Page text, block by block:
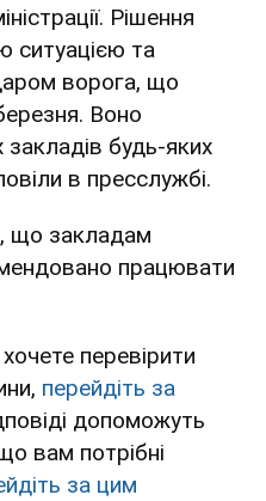
Рішення
ситуацією та
ворога, що
Воно
закладів будь-яких
в пресслужбі.
що закладам
працювати
перевірити
перейдіть за
допоможуть
вам потрібні
за цим